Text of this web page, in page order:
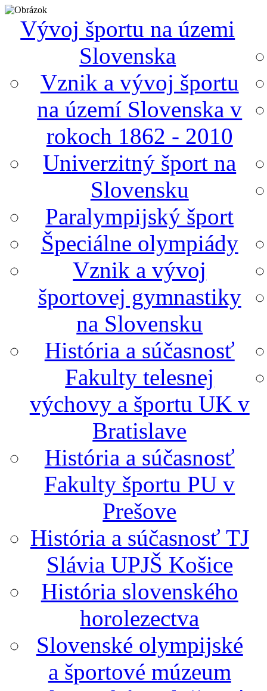
Vývoj športu na územi
Slovenska
Vznik a vývoj športu
na území Slovenska v
rokoch 1862 - 2010
Univerzitný šport na
Slovensku
Paralympijský šport
Špeciálne olympiády
Vznik a vývoj
športovej gymnastiky
na Slovensku
História a súčasnosť
Fakulty telesnej
výchovy a športu UK v
Bratislave
História a súčasnosť
Fakulty športu PU v
Prešove
História a súčasnosť TJ
Slávia UPJŠ Košice
História slovenského
horolezectva
Slovenské olympijské
a športové múzeum